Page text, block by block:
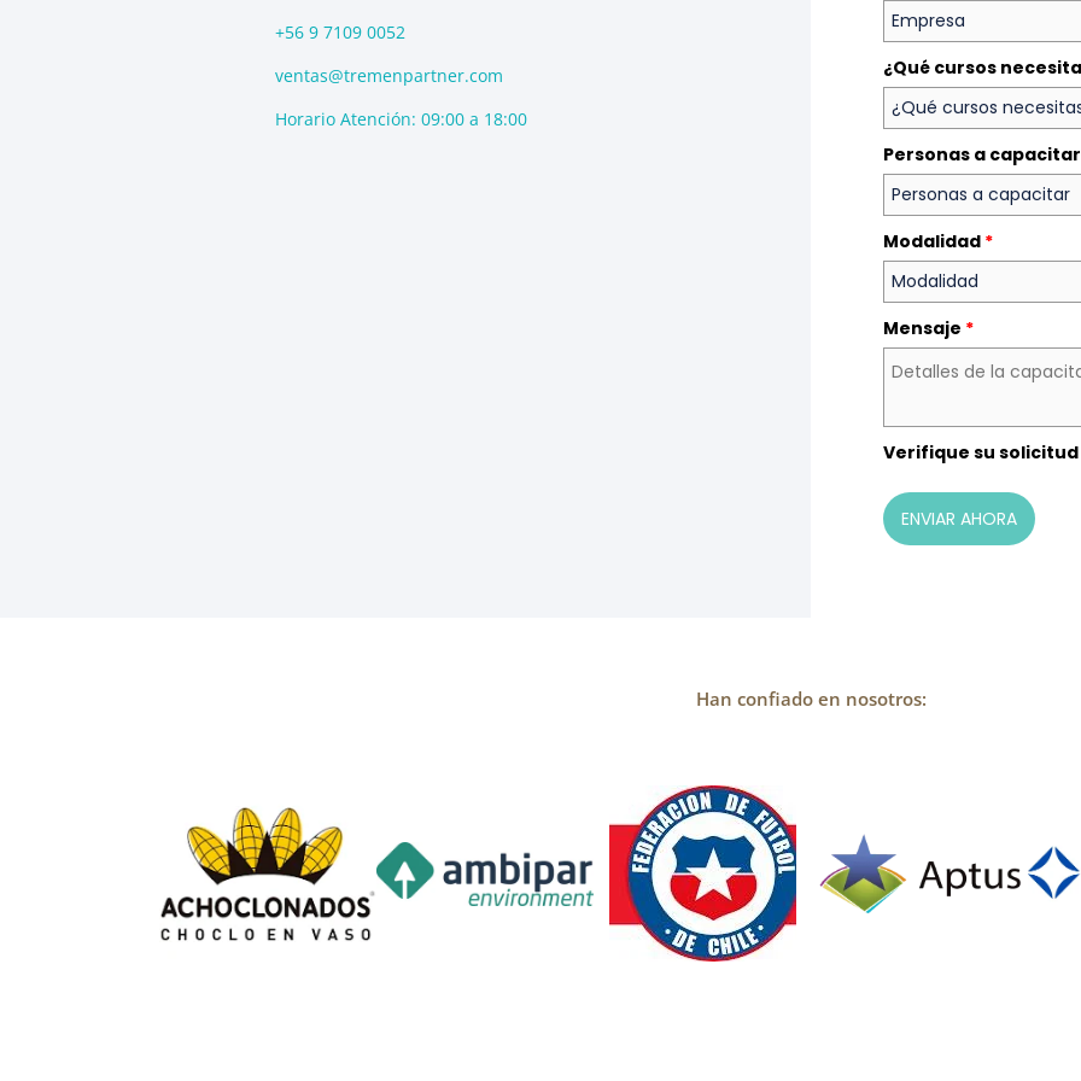
d
n
a
g
a k
+56 9 7109 0052
ventas@tremenpartner.com
Horario Atención: 09:00 a 18:00
¿Qué cursos
Personas a capacitar
Modalidad *
Mensaje *
Verifique su solicitud
ENVIAR AHORA
Han confiado en nosotros: